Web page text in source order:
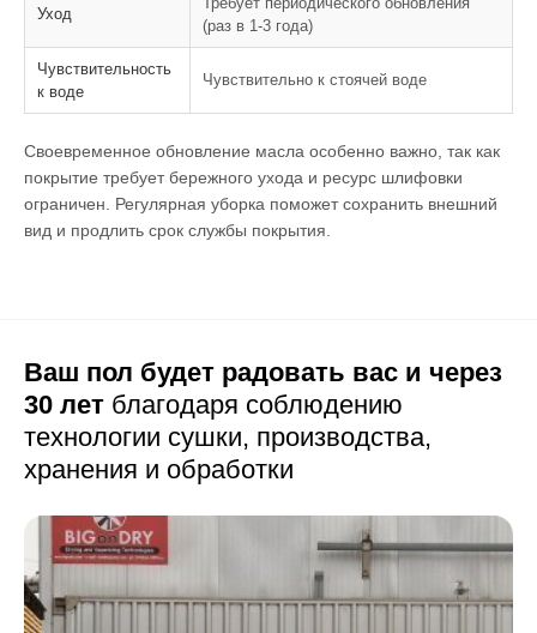
Уход
(раз в 1-3 года)
Чувствительность
к воде
Чувствительно к стоячей воде
Своевременное обновление масла особенно важно, так как
покрытие требует бережного ухода и ресурс шлифовки
ограничен. Регулярная уборка поможет сохранить внешний
вид и продлить срок службы покрытия.
Ваш пол будет радовать вас и через
30 лет благодаря соблюдению
технологии сушки, производства,
хранения и обработки